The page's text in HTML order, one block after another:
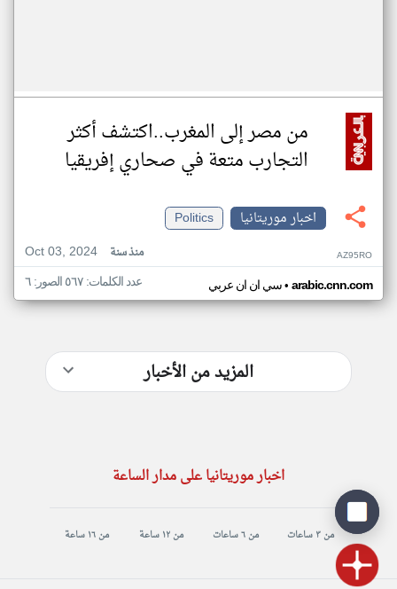
من مصر إلى المغرب..اكتشف أكثر
التجارب متعة في صحاري إفريقيا
اخبار موريتانيا
Politics
Oct 03, 2024
منذ سنة AZ95RO
سي ان ان عربي• arabic.cnn.com عدد الكلمات: ٥٦٧ الصور: ٦
المزيد من الأخبار
اخبار موريتانيا على مدار الساعة
من ٣ ساعات من ٦ ساعات من ١٢ ساعة من ١٦ ساعة